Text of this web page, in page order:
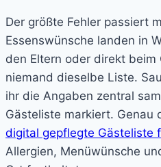
Der größte Fehler passiert
Essenswünsche landen in
den Eltern oder direkt beim
niemand dieselbe Liste.
ihr die Angaben zentral
Gästeliste markiert. Genau
digital gepflegte Gästeliste
Allergien, Menüwünsche